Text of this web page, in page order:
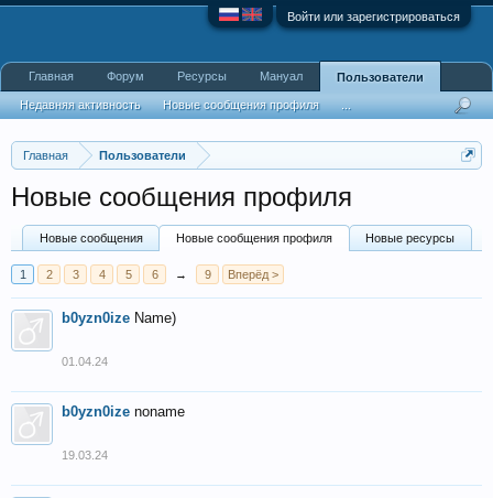
Войти или зарегистрироваться
Главная Пользователи
Новые сообщения профиля
Новые сообщения Новые сообщения профиля Новые ресурсы
1 2 3 4 5 6 → 9 Вперёд >
b0yzn0ize Name)
01.04.24
b0yzn0ize noname
19.03.24
Главная Форум Ресурсы Мануал Пользователи
Недавняя активность Новые сообщения профиля